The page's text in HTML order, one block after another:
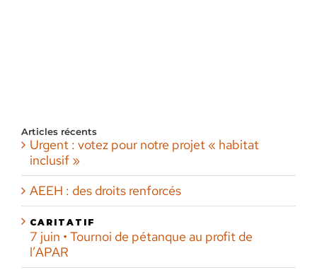
Articles récents
Urgent : votez pour notre projet « habitat
inclusif »
AEEH : des droits renforcés
CARITATIF
7 juin • Tournoi de pétanque au profit de
l’APAR